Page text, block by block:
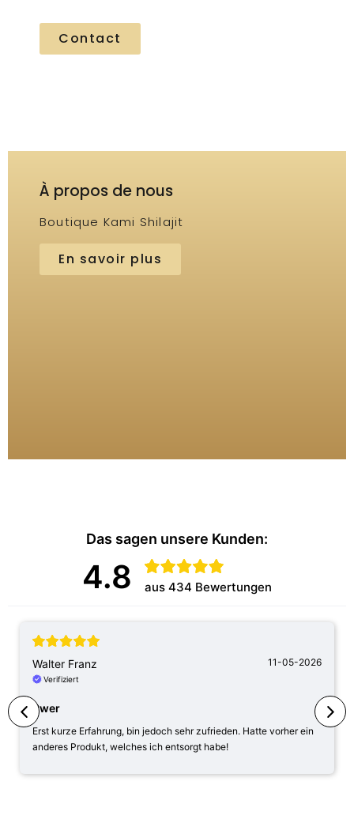
Contact
À propos de nous
Boutique Kami Shilajit
En savoir plus
Das sagen unsere Kunden:
4.8 aus 434 Bewertungen
Walter Franz 11-05-2026
Verifiziert
Pwer
Erst kurze Erfahrung, bin jedoch sehr zufrieden. Hatte vorher ein
anderes Produkt, welches ich entsorgt habe!